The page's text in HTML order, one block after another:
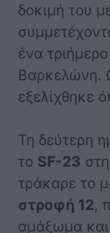
δοκιμή του
ένα
Βαρκελώνη.
εξελίχθηκε
Τη δεύτερη
το SF-23 στη
τράκαρε το
στροφή 12,
αμάξωμα και